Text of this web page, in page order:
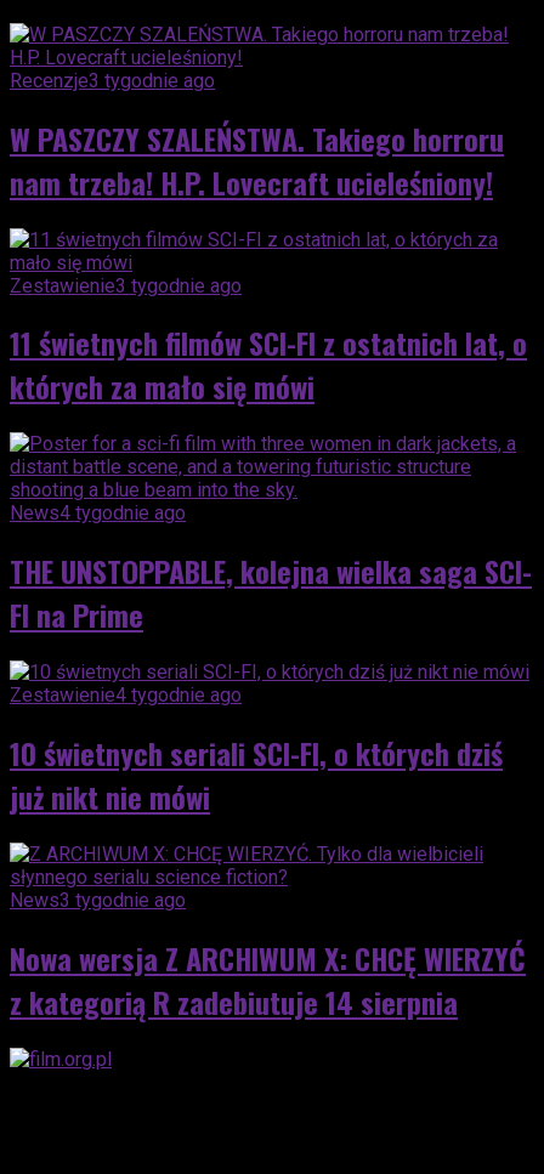
Recenzje3 tygodnie ago
W PASZCZY SZALEŃSTWA. Takiego horroru
nam trzeba! H.P. Lovecraft ucieleśniony!
Zestawienie3 tygodnie ago
11 świetnych filmów SCI-FI z ostatnich lat, o
których za mało się mówi
News4 tygodnie ago
THE UNSTOPPABLE, kolejna wielka saga SCI-
FI na Prime
Zestawienie4 tygodnie ago
10 świetnych seriali SCI-FI, o których dziś
już nikt nie mówi
News3 tygodnie ago
Nowa wersja Z ARCHIWUM X: CHCĘ WIERZYĆ
z kategorią R zadebiutuje 14 sierpnia